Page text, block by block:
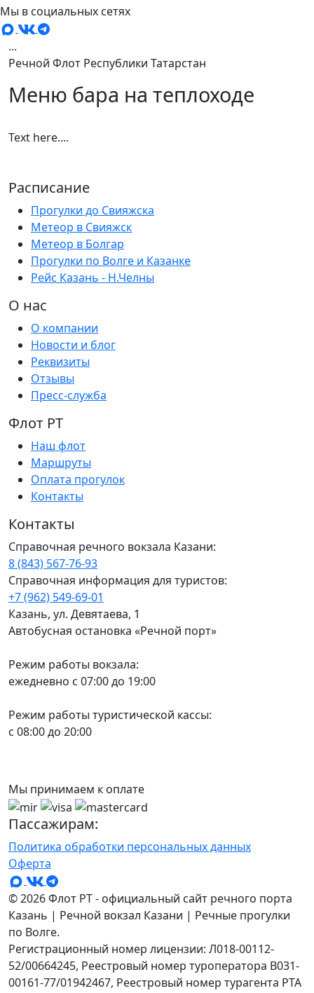
Мы в социальных сетях
...
Речной Флот Республики Татарстан
Меню бара на теплоходе
Text here....
Расписание
Прогулки до Свияжска
Метеор в Свияжск
Метеор в Болгар
Прогулки по Волге и Казанке
Рейс Казань - Н.Челны
О нас
О компании
Новости и блог
Реквизиты
Отзывы
Пресс-служба
Флот РТ
Наш флот
Маршруты
Оплата прогулок
Контакты
Контакты
Справочная речного вокзала Казани:
8 (843) 567-76-93
Справочная информация для туристов:
+7 (962) 549-69-01
Казань, ул. Девятаева, 1
Автобусная остановка «Речной порт»
Режим работы вокзала:
ежедневно с 07:00 до 19:00
Режим работы туристической кассы:
с 08:00 до 20:00
Мы принимаем к оплате
Пассажирам:
Политика обработки персональных данных
Оферта
© 2026 Флот РТ - официальный сайт речного порта
Казань | Речной вокзал Казани | Речные прогулки
по Волге.
Регистрационный номер лицензии: Л018-00112-
52/00664245, Реестровый номер туроператора В031-
00161-77/01942467, Реестровый номер турагента РТА